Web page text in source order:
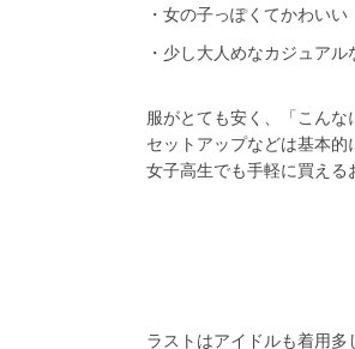
・女の子っぽくてかわいい
・少し大人めなカジュアル
服がとても安く、「こん
セットアップなどは基本的
女子高生でも手軽に買え
ラストはアイドルも着用多